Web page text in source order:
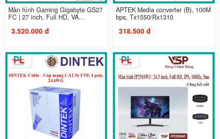
Màn hình Gaming Gigabyte GS27
FC | 27 inch, Full HD, VA...
3.520.000 đ
APTEK Media converter (B), 100M
bps, Tx1550/Rx1310
318.500 đ